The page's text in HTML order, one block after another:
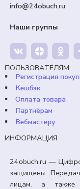
99,00₽Кешбэк:
Продавец: 24obuch.ru
info@24obuch.ru
Наши группы
ПОЛЬЗОВАТЕЛЯМ
Регистрация
Кешбэк
Оплата товара
Партнёрам
Вебмастеру
ИНФОРМАЦИЯ
24obuch.ru —
защищены.
лицам, а также